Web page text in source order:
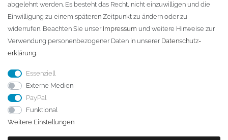
Telefon:+49 (0)3501 507295
info@dach-teufel.de
abgelehnt werden. Es besteht das Recht, nicht einzuwilligen und die
Einwilligung zu einem späteren Zeitpunkt zu ändern oder zu
widerrufen. Beachten Sie unser Impressum und weitere Hinweise zur
Verwendung personenbezogener Daten in unserer Daten­schutz­
erklärung.
Essenziell
Externe Medien
PayPal
Funktional
Weitere Einstellungen